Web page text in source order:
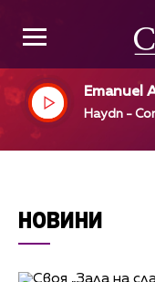
Emanuel
tra
Haydn -
НОВИНИ